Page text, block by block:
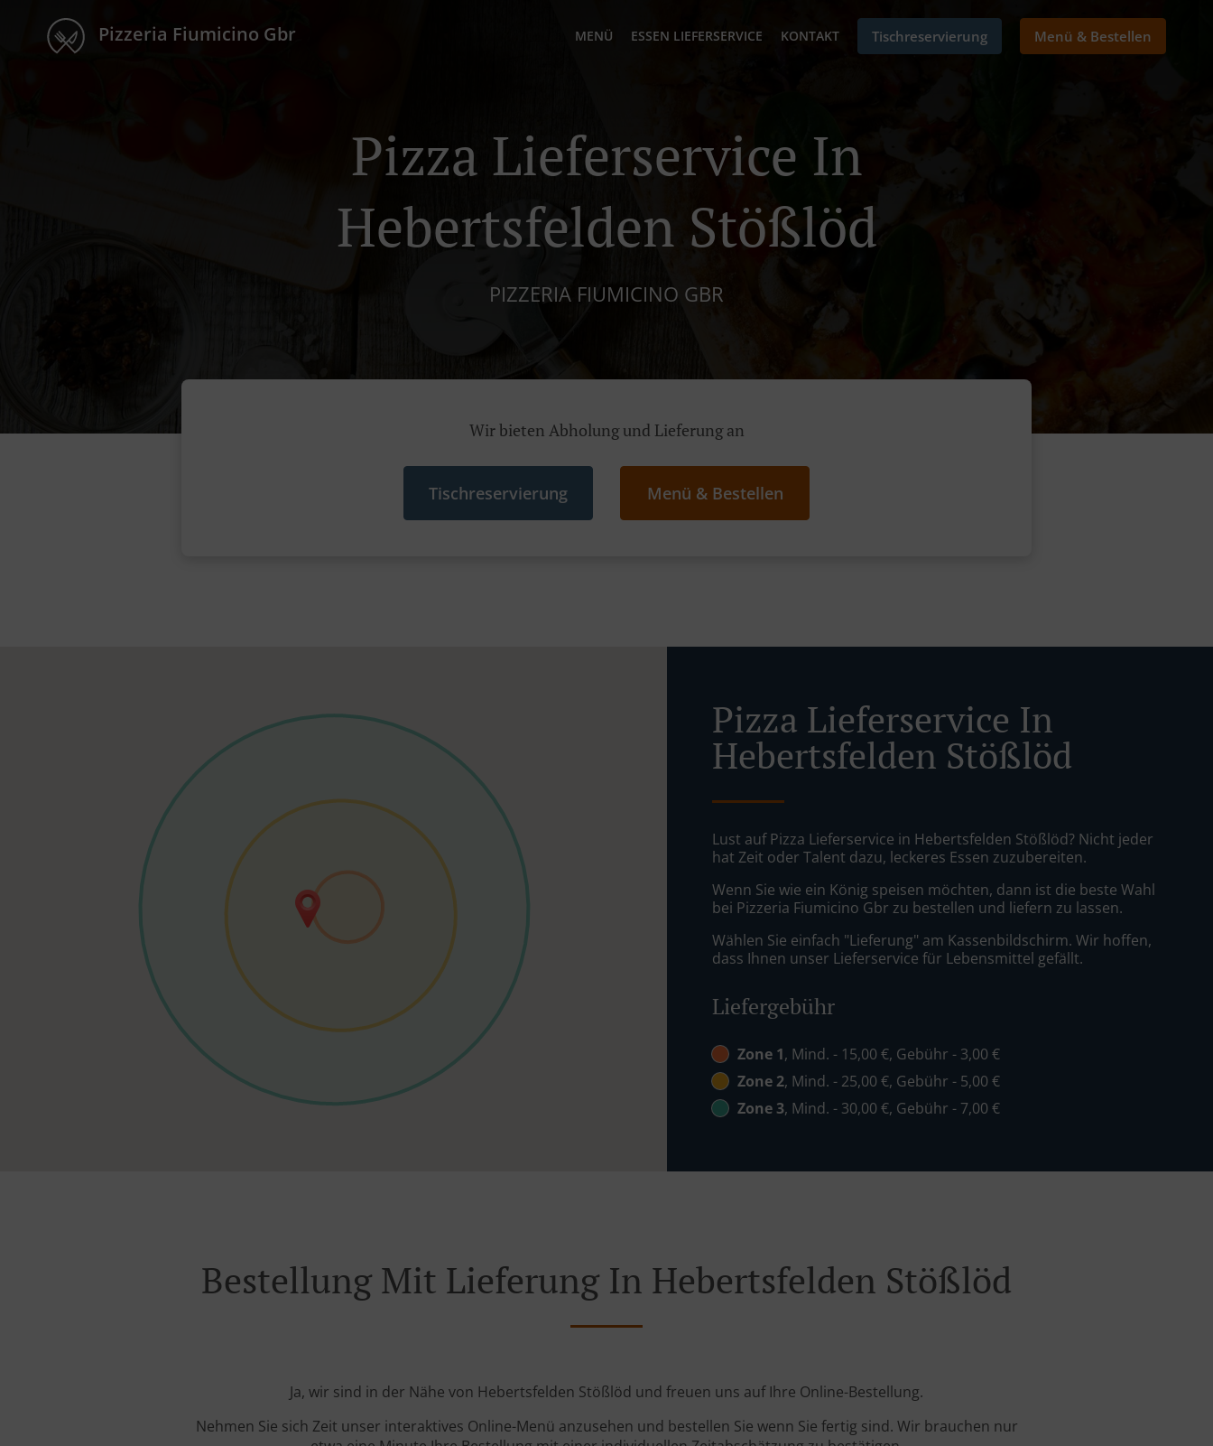
Pizzeria Fiumicino Gbr MENÜ ESSEN LIEFERSERVICE KONTAKT Tischreservierung Menü & Bestellen
Pizza Lieferservice In
Hebertsfelden Stößlöd
PIZZERIA FIUMICINO GBR
Wir bieten Abholung und Lieferung an
Tischreservierung Menü & Bestellen
Pizza Lieferservice In
Hebertsfelden Stößlöd
Lust auf Pizza Lieferservice in Hebertsfelden Stößlöd? Nicht jeder
hat Zeit oder Talent dazu, leckeres Essen zuzubereiten.
Wenn Sie wie ein König speisen möchten, dann ist die beste Wahl
bei Pizzeria Fiumicino Gbr zu bestellen und liefern zu lassen.
Wählen Sie einfach "Lieferung" am Kassenbildschirm. Wir hoffen,
dass Ihnen unser Lieferservice für Lebensmittel gefällt.
Liefergebühr
Zone 1, Mind. - 15,00 €, Gebühr - 3,00 €
Zone 2, Mind. - 25,00 €, Gebühr - 5,00 €
Zone 3, Mind. - 30,00 €, Gebühr - 7,00 €
Bestellung Mit Lieferung In Hebertsfelden Stößlöd
Ja, wir sind in der Nähe von Hebertsfelden Stößlöd und freuen uns auf Ihre Online-Bestellung.
Nehmen Sie sich Zeit unser interaktives Online-Menü anzusehen und bestellen Sie wenn Sie fertig sind. Wir brauchen nur